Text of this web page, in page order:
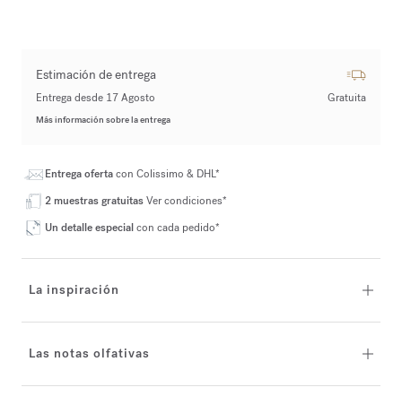
Estimación de entrega
Entrega desde 17 Agosto Gratuita
Más información sobre la entrega
Entrega ofertacon Colissimo & DHL*
2 muestras gratuitasVer condiciones*
Un detalle especialcon cada pedido*
La inspiración
Las notas olfativas